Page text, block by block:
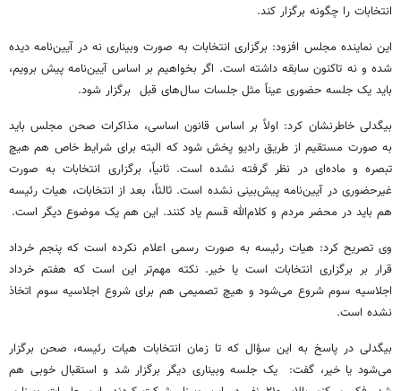
انتخابات را چگونه برگزار کند.
این نماینده مجلس افزود: برگزاری انتخابات به صورت وبیناری نه در آیین‌نامه دیده
شده و نه تاکنون سابقه داشته است. اگر بخواهیم بر اساس آیین‌نامه پیش برویم،
باید یک جلسه حضوری عیناً مثل جلسات سال‌های قبل برگزار شود.
بیگدلی خاطرنشان کرد: اولاً بر اساس قانون اساسی، مذاکرات صحن مجلس باید
به صورت مستقیم از طریق رادیو پخش شود که البته برای شرایط خاص هم هیچ
تبصره و ماده‌ای در نظر گرفته نشده است. ثانیاً، برگزاری انتخابات به صورت
غیرحضوری در آیین‌نامه پیش‌بینی نشده است. ثالثاً، بعد از انتخابات، هیات رئیسه
هم باید در محضر مردم و کلام‌الله قسم یاد کنند. این هم یک موضوع دیگر است.
وی تصریح کرد: هیات رئیسه به صورت رسمی اعلام نکرده است که پنجم خرداد
قرار بر برگزاری انتخابات است یا خیر. نکته مهم‌تر این است که هفتم خرداد
اجلاسیه سوم شروع می‌شود و هیچ تصمیمی هم برای شروع اجلاسیه سوم اتخاذ
نشده است.
بیگدلی در پاسخ به این سؤال که تا زمان انتخابات هیات رئیسه، صحن برگزار
می‌شود یا خیر، گفت: یک جلسه وبیناری دیگر برگزار شد و استقبال خوبی هم